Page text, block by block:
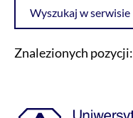
Znalezionych pozycji: